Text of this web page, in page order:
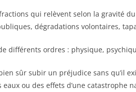
qui relèvent selon la gravité du délit ou du crime :
dégradations volontaires,
différents ordres : physique,
sûr subir un préjudice sans qu’il
eaux ou des effets d’une catastrophe